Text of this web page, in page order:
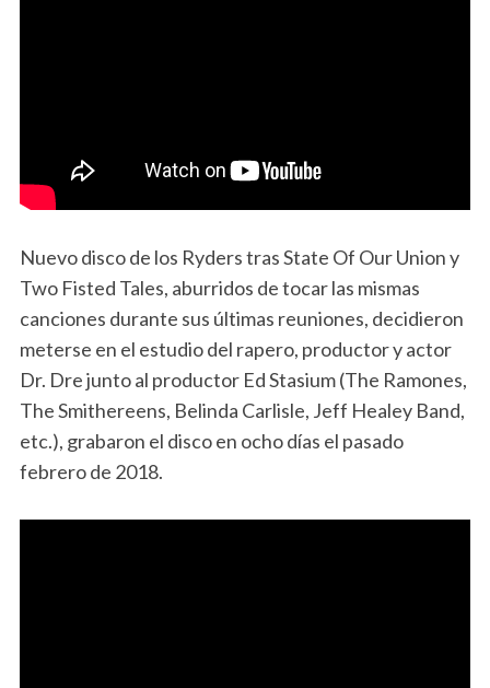
Nuevo disco de los Ryders tras State Of Our Union y
Two Fisted Tales, aburridos de tocar las mismas
canciones durante sus últimas reuniones, decidieron
meterse en el estudio del rapero, productor y actor
Dr. Dre junto al productor Ed Stasium (The Ramones,
The Smithereens, Belinda Carlisle, Jeff Healey Band,
etc.), grabaron el disco en ocho días el pasado
febrero de 2018.